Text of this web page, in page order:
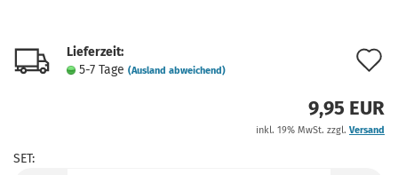
Lieferzeit:
5-7 Tage (Ausland abweichend)
9,95 EUR
inkl. 19% MwSt. zzgl. Versand
SET: